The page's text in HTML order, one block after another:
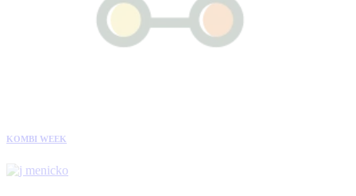
KOMBI WEEK